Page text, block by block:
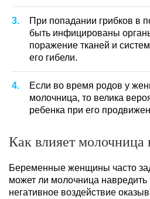
При попадании грибков в
быть инфицированы
поражение тканей и
его гибели.
Если во время родов у
молочница, то велика
ребенка при его
Как влияет молочница
Беременные женщины часто
может ли молочница
негативное воздействие